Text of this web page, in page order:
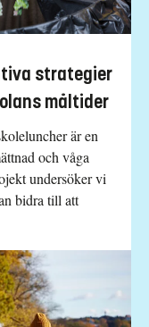
strategier
måltider
är en
och våga
undersöker vi
bidra till att